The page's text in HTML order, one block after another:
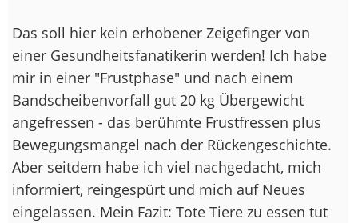
Das soll hier kein erhobener Zeigefinger von
einer Gesundheitsfanatikerin werden! Ich habe
mir in einer "Frustphase" und nach einem
Bandscheibenvorfall gut 20 kg Übergewicht
angefressen - das berühmte Frustfressen plus
Bewegungsmangel nach der Rückengeschichte.
Aber seitdem habe ich viel nachgedacht, mich
informiert, reingespürt und mich auf Neues
eingelassen. Mein Fazit: Tote Tiere zu essen tut